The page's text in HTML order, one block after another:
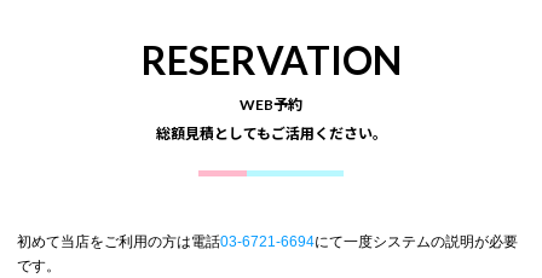
RESERVATION
WEB予約
総額見積としてもご活用ください。
初めて当店をご利用の方は電話03-6721-6694にて一度システムの説明が必要
です。